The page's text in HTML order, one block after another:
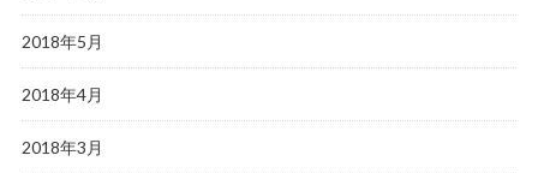
2018年5月
2018年4月
2018年3月